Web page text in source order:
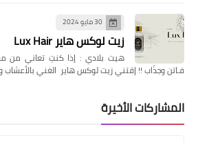
30 مايو 2024
زيت لوكس هاير Lux Hair
هيت بلادي : إذا كنتِ تعاني من
فـاتن وجذّاب !! إقتني زيت لوكس هاير الغني بالأعشاب
المشاركات الأخيرة